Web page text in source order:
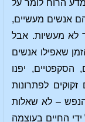
הרוח לומר על
אנשים מעשיים,
לא מעשיות. אבל
שאפילו אנשים
הסקפטיים, יפנו
לפתרונות
הנפש – לא שאלות
החיים בעוצמה